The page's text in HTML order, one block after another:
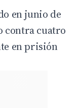
en junio de
contra cuatro
en prisión